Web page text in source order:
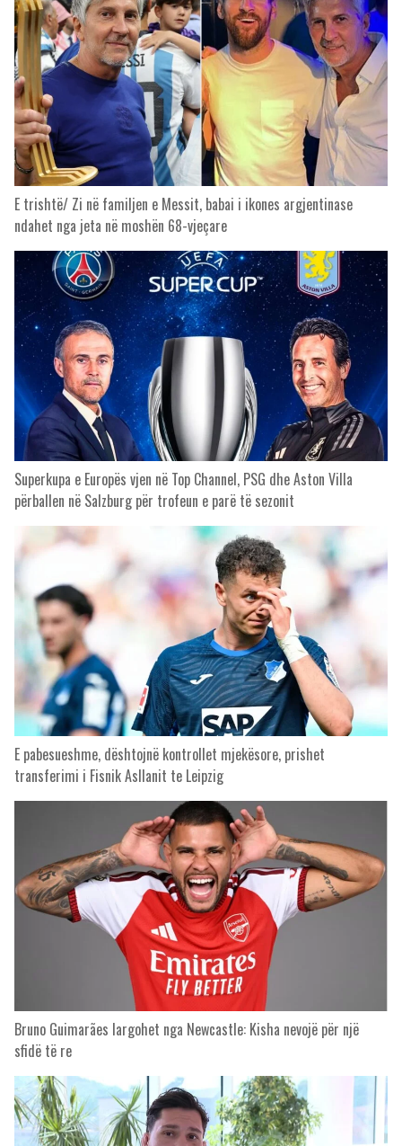
E trishtë/ Zi në familjen e Messit, babai i ikones argjentinase
ndahet nga jeta në moshën 68-vjeçare
Superkupa e Europës vjen në Top Channel, PSG dhe Aston Villa
përballen në Salzburg për trofeun e parë të sezonit
E pabesueshme, dështojnë kontrollet mjekësore, prishet
transferimi i Fisnik Asllanit te Leipzig
Bruno Guimarães largohet nga Newcastle: Kisha nevojë për një
sfidë të re